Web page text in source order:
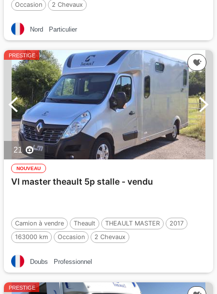
Occasion
2 Chevaux
Nord Particulier
PRESTIGE
21
NOUVEAU
Vl master theault 5p stalle - vendu
Camion à vendre Theault THEAULT MASTER
2017
163000 km
Occasion 2 Chevaux
Doubs Professionnel
PRESTIGE